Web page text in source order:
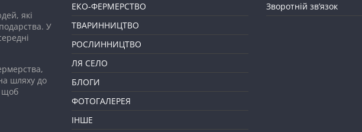
які
У
шляху до
щоб
ЕКО-ФЕРМЕРСТВО
ТВАРИННИЦТВО
РОСЛИННИЦТВО
ЛЯ СЕЛО
БЛОГИ
ФОТОГАЛЕРЕЯ
ІНШЕ
Зворотній зв’язок